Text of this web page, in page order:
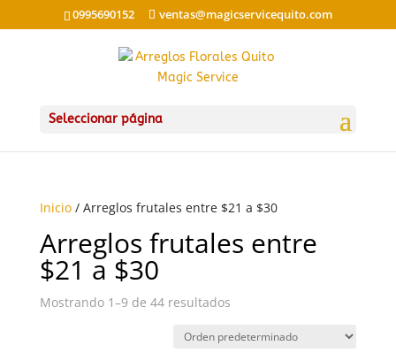
0995690152 ventas@magicservicequito.com
Seleccionar página
Inicio/ Arreglos frutales entre $21 a $30
Arreglos frutales entre
$21 a $30
Mostrando 1–9 de 44 resultados